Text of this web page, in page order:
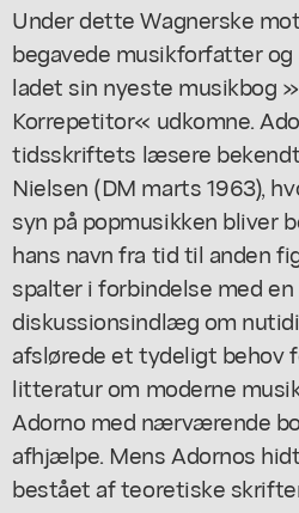
Under dette Wagnerske
begavede musikforfatter og
ladet sin nyeste musikbog
Korrepetitor« udkomne.
tidsskriftets læsere
Nielsen (DM marts 1963),
syn på popmusikken bliver
hans navn fra tid til anden
spalter i forbindelse med
diskussionsindlæg om
afslørede et tydeligt behov
litteratur om moderne
Adorno med nærværende
afhjælpe. Mens Adornos
bestået af teoretiske